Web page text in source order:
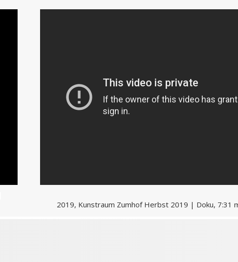
2019, Kunstraum Zumhof Herbst 2019 | Doku, 7:31